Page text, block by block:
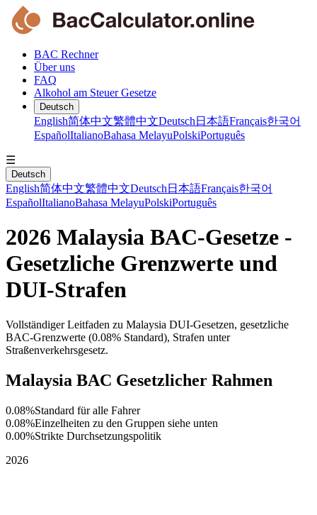
BAC Rechner
Über uns
FAQ
Alkohol am Steuer Gesetze
Deutsch
English简体中文繁體中文Deutsch 日本語Français한국어
EspañolItalianoBahasa MelayuPolskiPortuguês
☰
Deutsch
English简体中文繁體中文Deutsch 日本語Français한국어
EspañolItalianoBahasa MelayuPolskiPortuguês
2026 Malaysia BAC-Gesetze -
Gesetzliche Grenzwerte und
DUI-Strafen
Vollständiger Leitfaden zu Malaysia DUI-Gesetzen, gesetzliche
BAC-Grenzwerte (0.08% Standard), Strafen unter
Straßenverkehrsgesetz.
Malaysia BAC Gesetzlicher Rahmen
0.08%Standard für alle Fahrer
0.08%Einzelheiten zu den Gruppen siehe unten
0.00%Strikte Durchsetzungspolitik
2026